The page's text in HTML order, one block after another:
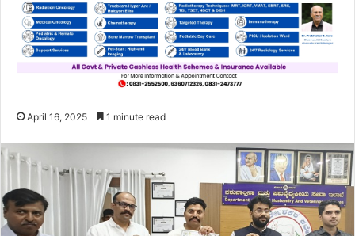
April 16, 2025 1 minute read